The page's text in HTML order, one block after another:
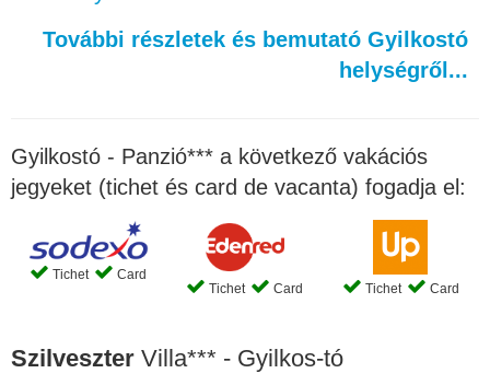
További részletek és bemutató Gyilkostó
helységről...
Gyilkostó - Panzió*** a következő vakációs
jegyeket (tichet és card de vacanta) fogadja el:
Tichet
Card
Tichet
Card Tichet Card
Szilveszter Villa*** - Gyilkos-tó